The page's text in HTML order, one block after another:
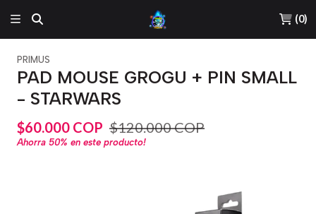
(0)
PRIMUS
PAD MOUSE GROGU + PIN SMALL
- STARWARS
$60.000 COP $120.000 COP
Ahorra 50% en este producto!